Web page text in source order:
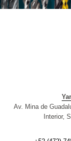
Av. Mina de
Interior,